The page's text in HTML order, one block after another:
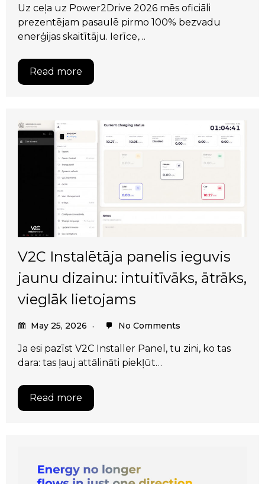
Uz ceļa uz Power2Drive 2026 mēs oficiāli
prezentējam pasaulē pirmo 100% bezvadu
enerģijas skaitītāju. Ierīce,…
Read more
V2C Instalētāja panelis ieguvis
jaunu dizainu: intuitīvāks, ātrāks,
vieglāk lietojams
May 25, 2026 No Comments
Ja esi pazīst V2C Installer Panel, tu zini, ko tas
dara: tas ļauj attālināti piekļūt…
Read more